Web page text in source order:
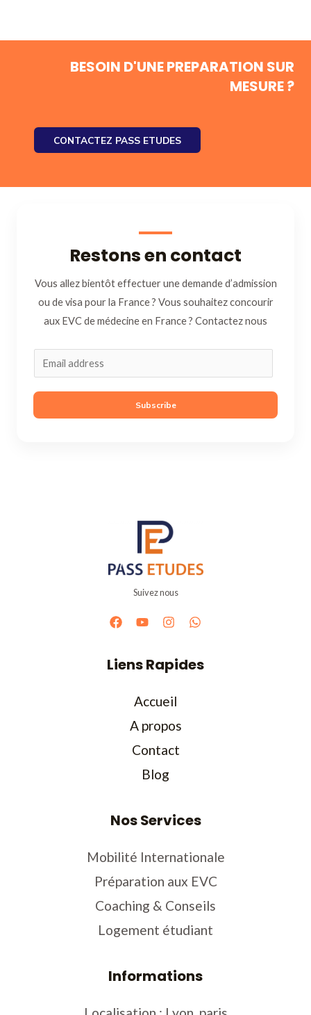
BESOIN D'UNE PREPARATION SUR
MESURE ?
CONTACTEZ PASS ETUDES
Restons en contact
Vous allez bientôt effectuer une demande d’admission
ou de visa pour la France ? Vous souhaitez concourir
aux EVC de médecine en France ? Contactez nous
Subscribe
Suivez nous
Liens Rapides
Accueil
A propos
Contact
Blog
Nos Services
Mobilité Internationale
Préparation aux EVC
Coaching & Conseils
Logement étudiant
Informations